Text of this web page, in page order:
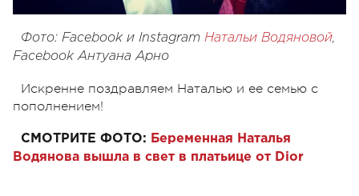
Фото: Facebook и Instagram Натальи Водяновой
Facebook Антуана Арно
Искренне поздравляем Наталью и ее семью с
пополнением!
СМОТРИТЕ ФОТО: Беременная Наталья
Водянова вышла в свет в платьице от Dior